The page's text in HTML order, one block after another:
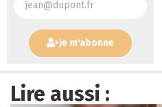
Je m'abonne
Lire aussi :